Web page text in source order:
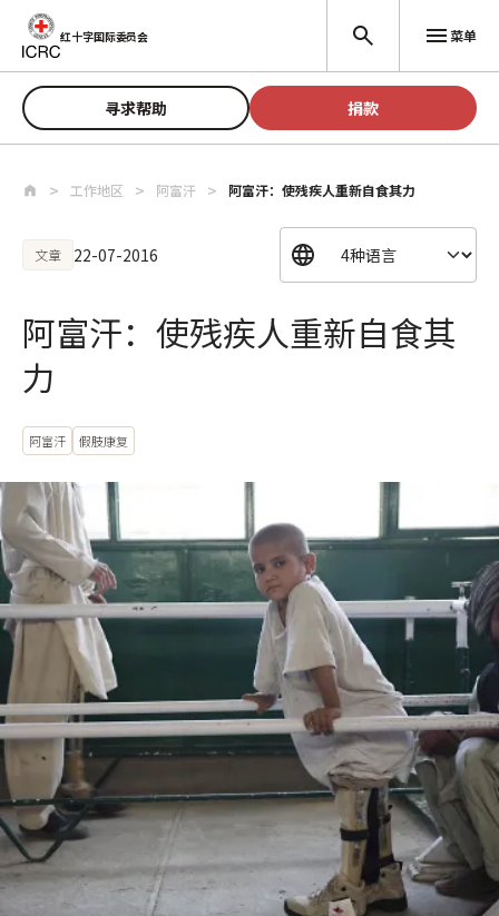
跳至主要内容
红十字国际委员会 菜单
寻求帮助 捐款
工作地区 阿富汗 阿富汗：使残疾人重新自食其力
文章 22-07-2016
阿富汗：使残疾人重新自食其
力
阿富汗 假肢康复